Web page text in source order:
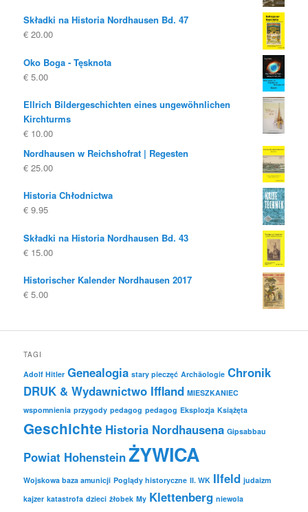
była:
to:
Składki na Historia Nordhausen Bd. 47
€ 20.00
Oko Boga - Tęsknota
€ 5.00
Ellrich Bildergeschichten eines ungewöhnlichen
Kirchturms
€ 10.00
Nordhausen w Reichshofrat | Regesten
€ 25.00
Historia Chłodnictwa
€ 9.95
Składki na Historia Nordhausen Bd. 43
€ 15.00
Historischer Kalender Nordhausen 2017
€ 5.00
TAGI
Adolf Hitler Genealogia stary pieczęć Archäologie Chronik
DRUK & Wydawnictwo Iffland MIESZKANIEC
wspomnienia przygody pedagog pedagog Eksplozja Książęta
Geschichte Historia Nordhausena Gipsabbau
Powiat HohensteinŻYWICA
Wojskowa baza amunicji Poglądy historyczne II. WK Ilfeld judaizm
kajzer katastrofa dzieci żłobek My Klettenberg niewola